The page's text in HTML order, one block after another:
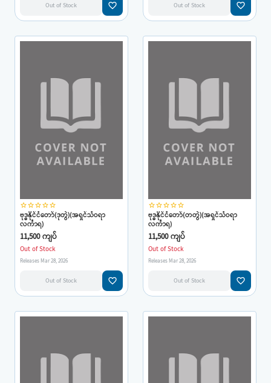
Out of Stock favorite_border Out of Stock favorite_border
star_borderstar_borderstar_borderstar_borderstar_border
ဗုဒ္ဓနိုင်ငံတော်(ဒုတွဲ)(အရှင်သံဝရာ
လင်္ကာရ)
11,500 ကျပ်
Out of Stock
Releases Mar 28, 2026
Out of Stock favorite_border
star_borderstar_borderstar_borderstar_borderstar_border
ဗုဒ္ဓနိုင်ငံတော်(တတွဲ)(အရှင်သံဝရာ
လင်္ကာရ)
11,500 ကျပ်
Out of Stock
Releases Mar 28, 2026
Out of Stock favorite_border